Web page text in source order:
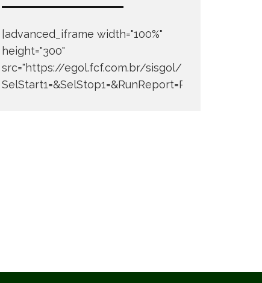
[advanced_iframe width="100%"
height="300"
src="https://egol.fcf.com.br/sisgol/
SelStart1=&SelStop1=&RunReport=Run+Report"]